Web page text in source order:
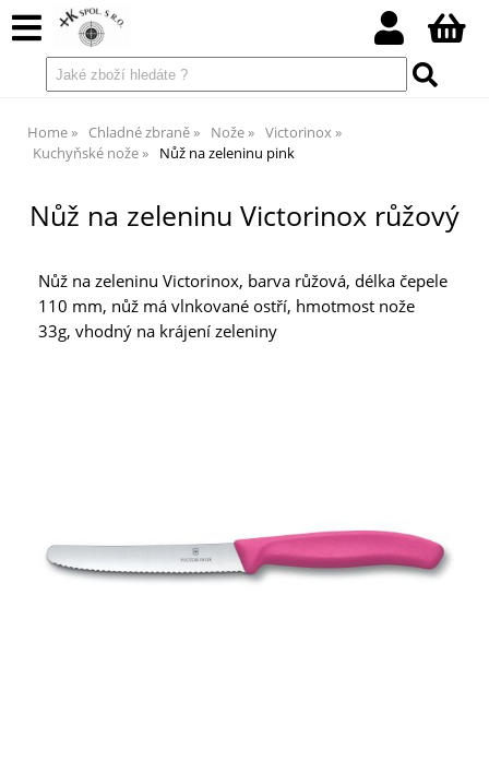
Home Chladné zbraně Nože
Victorinox
Kuchyňské nože
Nůž na zeleninu pink
Nůž na zeleninu Victorinox růžový
Nůž na zeleninu Victorinox, barva růžová, délka čepele
110 mm, nůž má vlnkované ostří, hmotmost nože
33g, vhodný na krájení zeleniny